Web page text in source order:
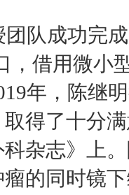
团队成功完
，借用微小
年，陈继
得了十分
杂志》上
的同时镜